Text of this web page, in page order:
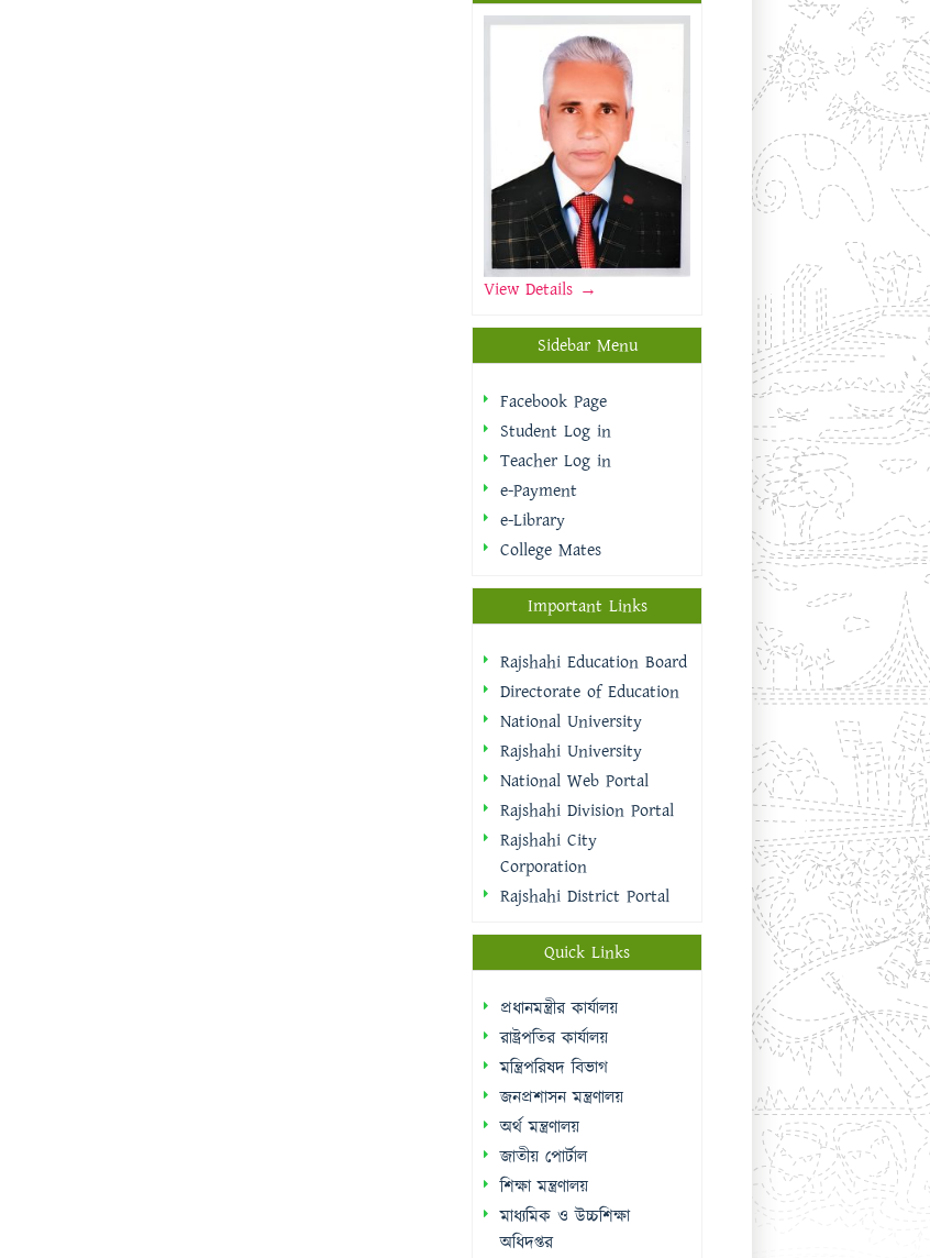
View Details →
Sidebar Menu
Facebook Page
Student Log in
Teacher Log in
e-Payment
e-Library
College Mates
Important Links
Rajshahi Education Board
Directorate of Education
National University
Rajshahi University
National Web Portal
Rajshahi Division Portal
Rajshahi City
Corporation
Rajshahi District Portal
Quick Links
প্রধানমন্ত্রীর কার্যালয়
রাষ্ট্রপতির কার্যালয়
মন্ত্রিপরিষদ বিভাগ
জনপ্রশাসন মন্ত্রণালয়
অর্থ মন্ত্রণালয়
জাতীয় পোর্টাল
শিক্ষা মন্ত্রণালয়
মাধ্যমিক ও উচ্চশিক্ষা
অধিদপ্তর